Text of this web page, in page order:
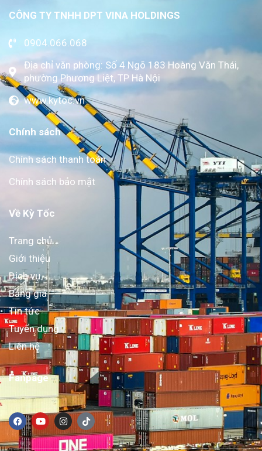
CÔNG TY TNHH DPT VINA HOLDINGS
0904.066.068
Địa chỉ văn phòng: Số 4 Ngõ 183 Hoàng Văn Thái,
phường Phương Liệt, TP Hà Nội
www.kytoc.vn
Chính sách
Chính sách thanh toán
Chính sách bảo mật
Về Kỳ Tốc
Trang chủ
Giới thiệu
Dịch vụ
Bảng giá
Tin tức
Tuyển dụng
Liên hệ
Fanpage